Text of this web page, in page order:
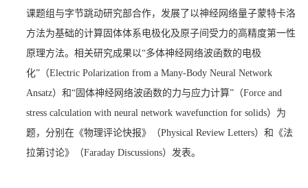
课题组与字节跳动研究部合作，发展了以神经网络量子蒙特卡洛
方法为基础的计算固体体系电极化及原子间受力的高精度第一性
原理方法。相关研究成果以“多体神经网络波函数的电极
化” （Electric Polarization from a Many-Body Neural Network
Ansatz）和“ 固体神经网络波函数的力与应力计算” （Force and
stress calculation with neural network wavefunction for solids）为
题，分别在《物理评论快报》（Physical Review Letters）和《法
拉第讨论》（Faraday Discussions）发表。